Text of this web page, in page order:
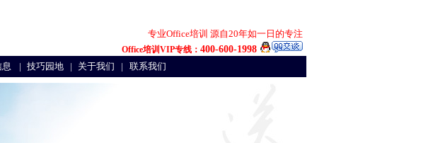
专业Office培训 源自20年如一日的专注
Office培训VIP专线： 400-600-1998
| 技巧园地 | 关于我们 | 联系我们